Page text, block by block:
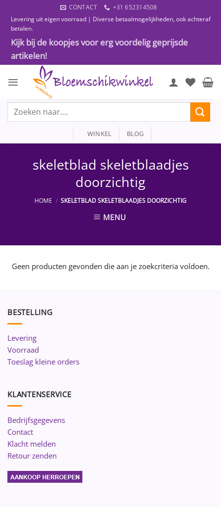
naar
inhoud
CONTACT
+31 652314508
Levering uit eigen voorraad | Diverse betaalmogelijkheden, ook achteraf
betalen.
Kijk bij de koopjes voor erg voordelig geprijsde
artikelen!
Zoeken
WINKEL BLOG
skeletblad skeletblaadjes
doorzichtig
HOME / SKELETBLAD SKELETBLAADJES DOORZICHTIG
MENU
Geen producten gevonden die aan je zoekcriteria voldoen.
BESTELLING
Levering
Voorraad
Toeslag kleine orders
KLANTENSERVICE
Bedrijfsgegevens
Contact
Klacht melden
Retour zenden